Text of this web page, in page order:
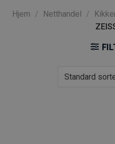
Hjem / Netthandel /